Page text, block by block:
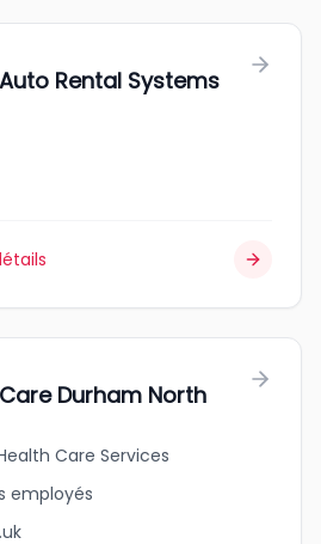
Rental Systems
Durham North
Care Services
employés